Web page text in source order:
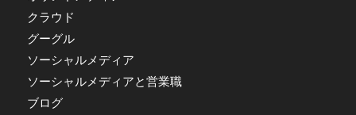
クラウド
グーグル
ソーシャルメディア
ソーシャルメディアと営業職
ブログ